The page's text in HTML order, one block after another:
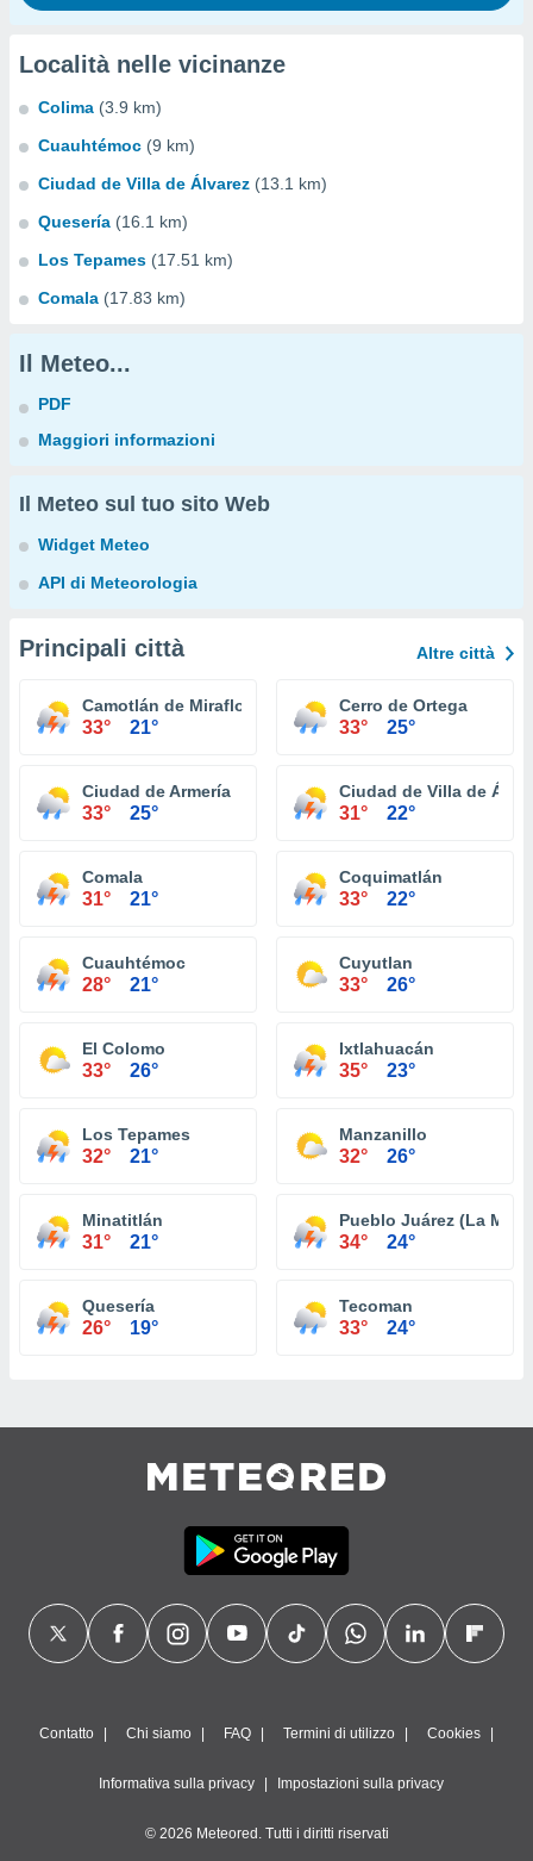
Località nelle vicinanze
Colima (3.9 km)
Cuauhtémoc (9 km)
Ciudad de Villa de Álvarez (13.1 km)
Quesería (16.1 km)
Los Tepames (17.51 km)
Comala (17.83 km)
Il Meteo...
PDF
Maggiori informazioni
Il Meteo sul tuo sito Web
Widget Meteo
API di Meteorologia
Principali città Altre città
Camotlán de Miraflores
33° 21°
Cerro de Ortega
33° 25°
Ciudad de Armería
33° 25°
Ciudad de Villa de
31° 22°
Comala
31° 21°
Coquimatlán
33° 22°
Cuauhtémoc
28° 21°
Cuyutlan
33° 26°
El Colomo
33° 26°
Ixtlahuacán
35° 23°
Los Tepames
32° 21°
Manzanillo
32° 26°
Minatitlán
31° 21°
Pueblo Juárez (La
34° 24°
Quesería
26° 19°
Tecoman
33° 24°
Contatto Chi siamo FAQ Termini di utilizzo Cookies
Informativa sulla privacy Impostazioni sulla privacy
© 2026 Meteored. Tutti i diritti riservati